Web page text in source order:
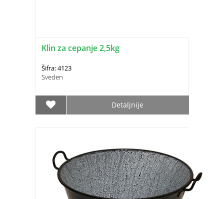
Klin za cepanje 2,5kg
Šifra: 4123
Sveden
Detaljnije